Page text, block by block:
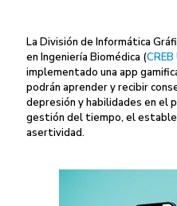
La División de Informática
en Ingeniería Biomédica (CREB
implementado una app
podrán aprender y recibir
depresión y habilidades en el
gestión del tiempo, el
asertividad.